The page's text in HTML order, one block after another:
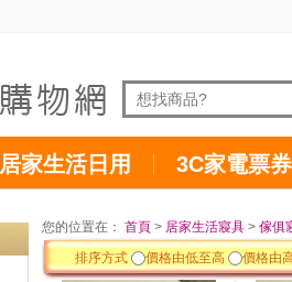
居家生活日用 3C家電票券
您的位置在： 首頁 > 居家生活寢具 > 傢俱
排序方式
價格由低至高 價格由